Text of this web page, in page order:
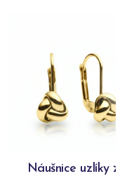
Náušnice uzlíky ze